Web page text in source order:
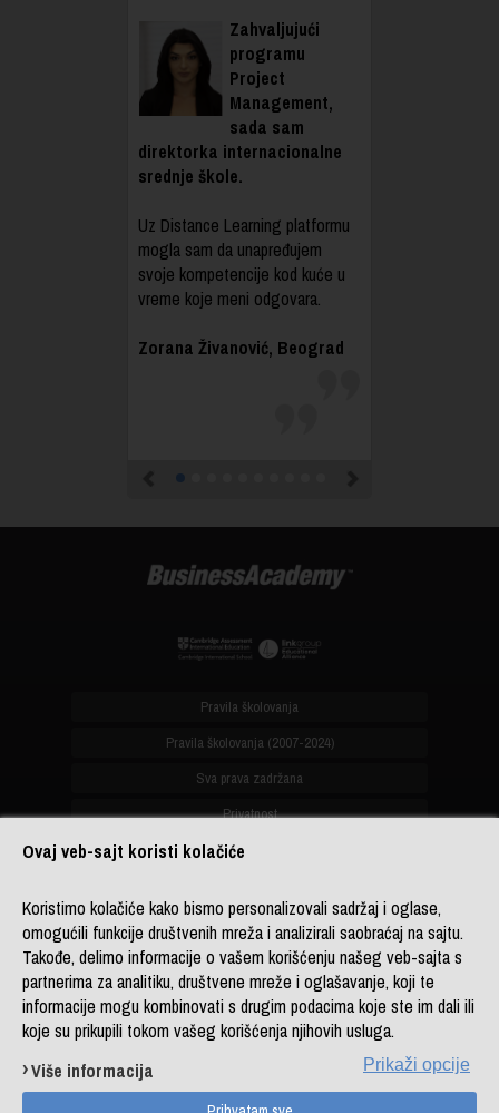
Zahvaljujući
programu
Project
Management,
sada sam
direktorka internacionalne
srednje škole.
Uz Distance Learning platformu
mogla sam da unapređujem
svoje kompetencije kod kuće u
vreme koje meni odgovara.
Zorana Živanović, Beograd
Pravila školovanja
Pravila školovanja (2007-2024)
Sva prava zadržana
Privatnost
+381 (0)11 4182 114
+381 (0)11 4182 176
+387 (0)33 902 961
DL platforma
Ovaj veb-sajt koristi kolačiće
Koristimo kolačiće kako bismo personalizovali sadržaj i oglase,
omogućili funkcije društvenih mreža i analizirali saobraćaj na sajtu.
Takođe, delimo informacije o vašem korišćenju našeg veb-sajta s
partnerima za analitiku, društvene mreže i oglašavanje, koji te
informacije mogu kombinovati s drugim podacima koje ste im dali ili
koje su prikupili tokom vašeg korišćenja njihovih usluga.
Prikaži opcije
Više informacija